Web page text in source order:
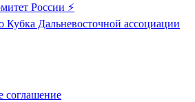
России ⚡️
Кубка Дальневосточной ассоциации
соглашение